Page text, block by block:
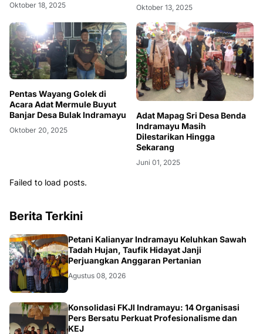
Oktober 18, 2025 Oktober 13, 2025
Pentas Wayang Golek di
Acara Adat Mermule Buyut
Banjar Desa Bulak Indramayu
Oktober 20, 2025
Adat Mapag Sri Desa Benda
Indramayu Masih
Dilestarikan Hingga
Sekarang
Juni 01, 2025
Failed to load posts.
Berita Terkini
Petani Kalianyar Indramayu Keluhkan Sawah
Tadah Hujan, Taufik Hidayat Janji
Perjuangkan Anggaran Pertanian
Agustus 08, 2026
Konsolidasi FKJI Indramayu: 14 Organisasi
Pers Bersatu Perkuat Profesionalisme dan
KEJ